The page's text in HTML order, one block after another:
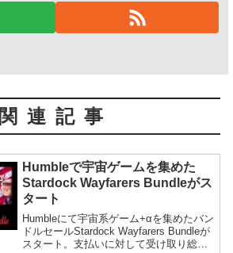
関連記事
Humbleで宇宙ゲームを集めた
Stardock Wayfarers Bundleがス
タート
Humbleにて宇宙系ゲーム+αを集めたバン
ドルセールStardock Wayfarers Bundleが
スタート。支払いに対して受け取り総額